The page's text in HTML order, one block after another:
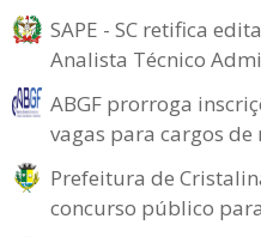
SAPE - SC retifica
Analista Técnico
ABGF prorroga
vagas para cargos
Prefeitura de
concurso público